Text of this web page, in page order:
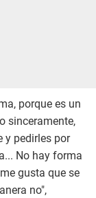
porque es un
sinceramente,
y pedirles por
No hay forma
gusta que se
no",